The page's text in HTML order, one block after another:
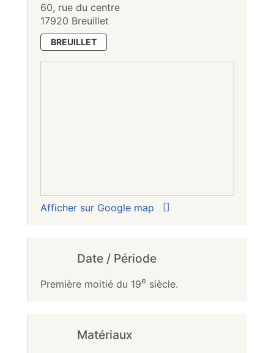
60, rue du centre
17920 Breuillet
BREUILLET
Afficher sur Google map
Date / Période
Première moitié du 19e siècle.
Matériaux